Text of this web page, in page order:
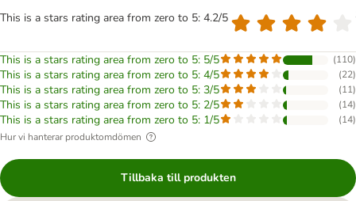
This is a stars rating area from zero to 5: 4.2/5
This is a stars rating area from zero to 5: 5/5 (110)
This is a stars rating area from zero to 5: 4/5 (22)
This is a stars rating area from zero to 5: 3/5 (11)
This is a stars rating area from zero to 5: 2/5 (14)
This is a stars rating area from zero to 5: 1/5 (14)
Hur vi hanterar produktomdömen
Tillbaka till produkten